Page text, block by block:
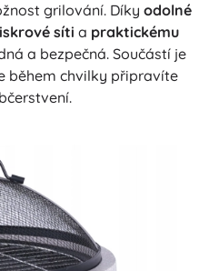
grilování. Díky odolné
síti a praktickému
a bezpečná. Součástí je
během chvilky připravíte